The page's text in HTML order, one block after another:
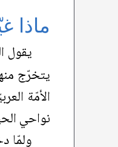
ماذا
يقول
يتخرّج
الأمّة
نواحي
ولمّا